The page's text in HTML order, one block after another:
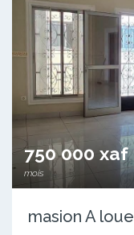
750 000 xaf
mois
masion A